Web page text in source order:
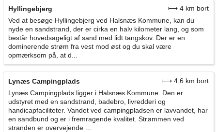
Hyllingebjerg
⟼ 4 km bort
Ved at besøge Hyllingebjerg ved Halsnæs Kommune, kan du
nyde en sandstrand, der er cirka en halv kilometer lang, og som
består hovedsageligt af sand med lidt tangskov. Der er en
dominerende strøm fra vest mod øst og du skal være
opmærksom på, at d...
Lynæs Campingplads
⟼ 4.6 km bort
Lynæs Campingplads ligger i Halsnæs Kommune. Den er
udstyret med en sandstrand, badebro, livredderi og
handicapfaciliteter. Vandet ved campingpladsen er lavvandet, har
en sandbund og er i fremragende kvalitet. Strømmen ved
stranden er overvejende ...